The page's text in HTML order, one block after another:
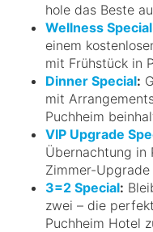
hole das Beste
Wellness Special
einem
mit Frühstück in
Dinner Special:
mit
Puchheim
VIP Upgrade
Übernachtung in
Zimmer-
3=2 Special:
zwei – die
Puchheim Hotel